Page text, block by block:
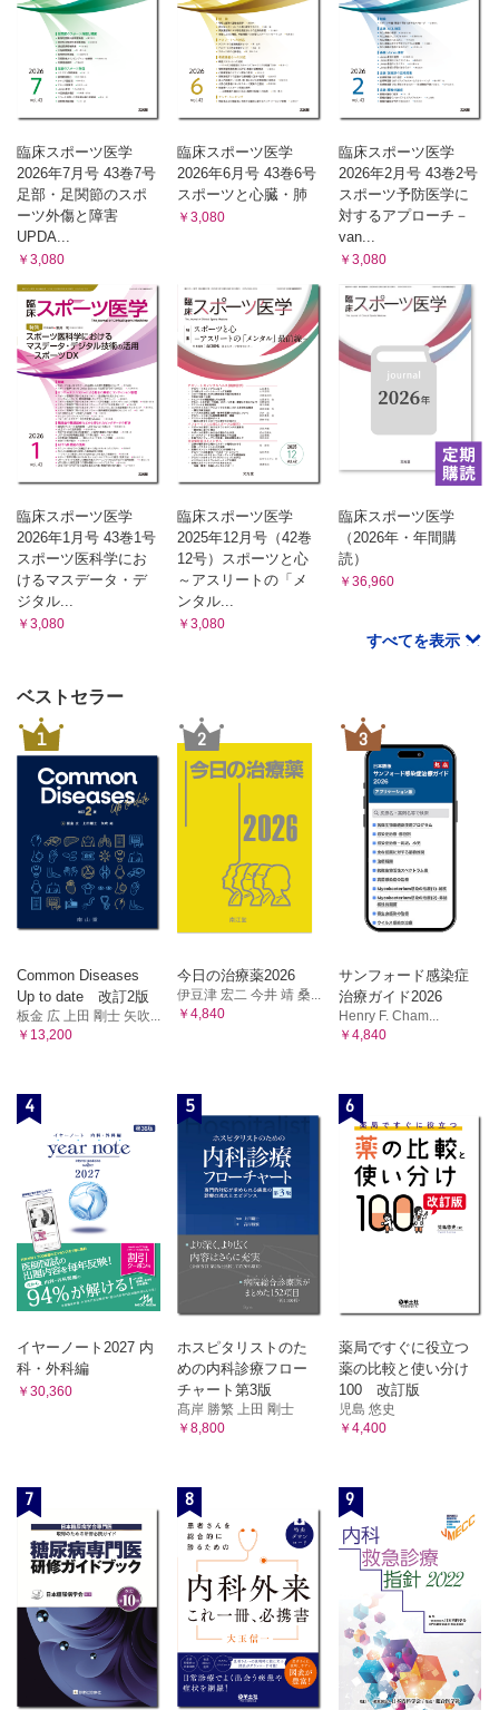
臨床スポーツ医学
2026年7月号 43巻7号
足部・足関節のスポ
ーツ外傷と障害
UPDA...
￥3,080
臨床スポーツ医学
2026年6月号 43巻6号
スポーツと心臓・肺
￥3,080
臨床スポーツ医学
2026年2月号 43巻2号
スポーツ予防医学に
対するアプローチ－
van...
￥3,080
臨床スポーツ医学
2026年1月号 43巻1号
スポーツ医科学にお
けるマスデータ・デ
ジタル...
￥3,080
臨床スポーツ医学
2025年12月号（42巻
12号）スポーツと心
～アスリートの「メ
ンタル...
￥3,080
臨床スポーツ医学
（2026年・年間購
読）
￥36,960
すべてを表示
ベストセラー
1
Common Diseases
Up to date 改訂2版
板金 広 上田 剛士 矢吹...
￥13,200
2
今日の治療薬2026
伊豆津 宏二 今井 靖 桑...
￥4,840
3
サンフォード感染症
治療ガイド2026
Henry F. Cham...
￥4,840
4
イヤーノート2027 内
科・外科編
￥30,360
5
ホスピタリストのた
めの内科診療フロー
チャート第3版
髙岸 勝繁 上田 剛士
￥8,800
6
薬局ですぐに役立つ
薬の比較と使い分け
100 改訂版
児島 悠史
￥4,400
7 8 9